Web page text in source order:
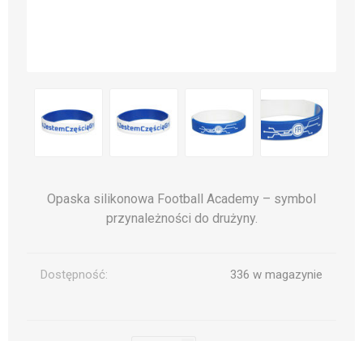
Opaska silikonowa Football Academy – symbol
przynależności do drużyny.
Dostępność: 336 w magazynie